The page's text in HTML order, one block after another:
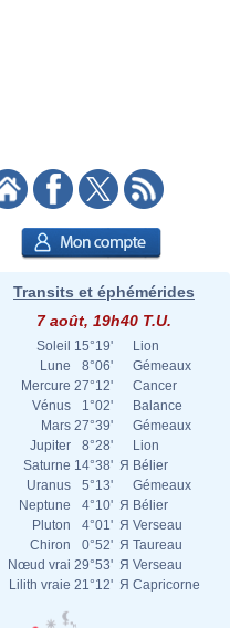
Transits et éphémérides
7 août, 19h40 T.U.
Soleil 15°19'
Lion
Lune
8°06'
Gémeaux
Mercure 27°12'
Cancer
Vénus
1°02'
Balance
Mars 27°39'
Gémeaux
Jupiter
8°28'
Lion
Saturne 14°38' Я Bélier
Uranus
5°13'
Gémeaux
Neptune
4°10' Я Bélier
Pluton
4°01' Я Verseau
Chiron
0°52' Я Taureau
Nœud vrai 29°53' Я Verseau
Lilith vraie 21°12' Я Capricorne